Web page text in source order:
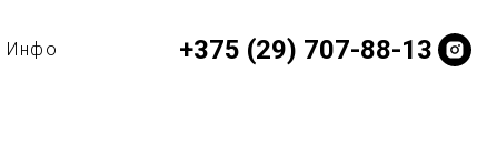
Инфо +375 (29) 707-88-13